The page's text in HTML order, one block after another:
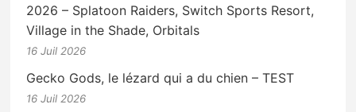
2026 – Splatoon Raiders, Switch Sports Resort,
Village in the Shade, Orbitals
16 Juil 2026
Gecko Gods, le lézard qui a du chien – TEST
16 Juil 2026